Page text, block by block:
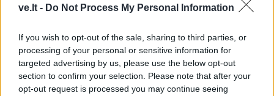
ve.lt - Do Not Process My Personal Information
If you wish to opt-out of the sale, sharing to third parties, or
processing of your personal or sensitive information for
targeted advertising by us, please use the below opt-out
section to confirm your selection. Please note that after your
opt-out request is processed you may continue seeing